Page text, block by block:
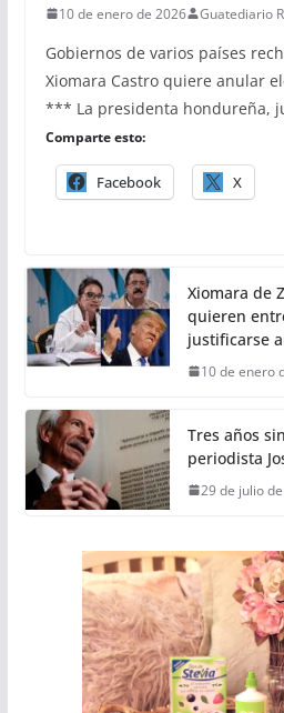
10 de enero de 2026 Guatediario
Gobiernos de varios países
Xiomara Castro quiere anular
*** La presidenta hondureña,
Comparte esto:
Facebook X
Xiomara de
quieren
justificarse
10 de enero
Tres años
periodista
29 de julio